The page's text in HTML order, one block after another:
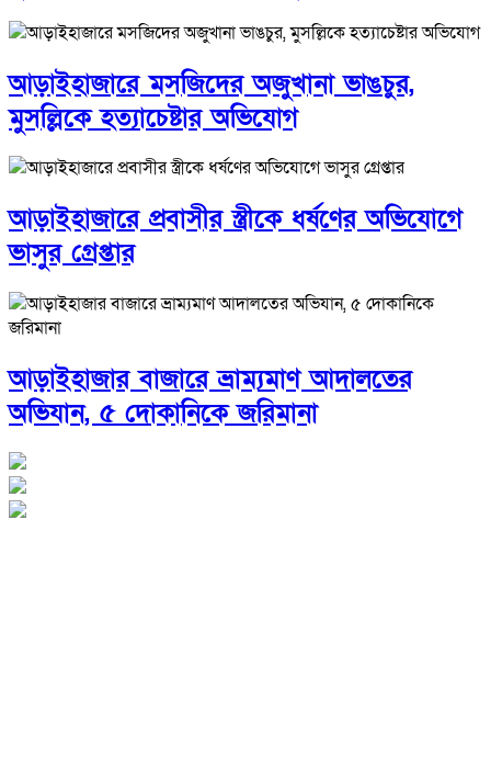
আড়াইহাজারে মস‌জি‌দের অজুখানা ভাঙচুর,
মুসল্লিকে হত্যাচেষ্টার অভিযোগ
আড়াইহাজারে প্রবাসীর স্ত্রীকে ধর্ষণের অভিযোগে
ভাসুর গ্রেপ্তার
আড়াইহাজার বাজারে ভ্রাম্যমাণ আদালতের
অভিযান, ৫ দোকানিকে জরিমানা